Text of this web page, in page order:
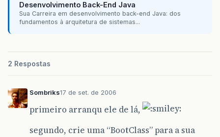
Desenvolvimento Back-End Java
Sua Carreira em desenvolvimento back-end Java: dos
fundamentos à arquitetura de sistemas...
2 Respostas
Sombriks17 de set. de 2006
primeiro arranqu ele de lá,
segundo, crie uma “BootClass” para a sua